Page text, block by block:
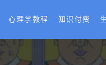
心理学教程 知识付费